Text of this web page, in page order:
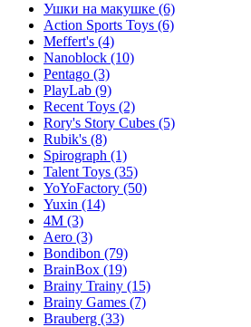
Ушки на макушке (6)
Action Sports Toys (6)
Meffert's (4)
Nanoblock (10)
Pentago (3)
PlayLab (9)
Recent Toys (2)
Rory's Story Cubes (5)
Rubik's (8)
Spirograph (1)
Talent Toys (35)
YoYoFactory (50)
Yuxin (14)
4M (3)
Aero (3)
Bondibon (79)
BrainBox (19)
Brainy Trainy (15)
Brainy Games (7)
Brauberg (33)